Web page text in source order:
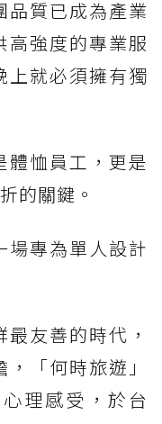
品質已成為產業
高強度的專業服
上就必須擁有獨
體恤員工，更是
的關鍵。
場專為單人設計
友善的時代，
「何時旅遊」
理感受，於台